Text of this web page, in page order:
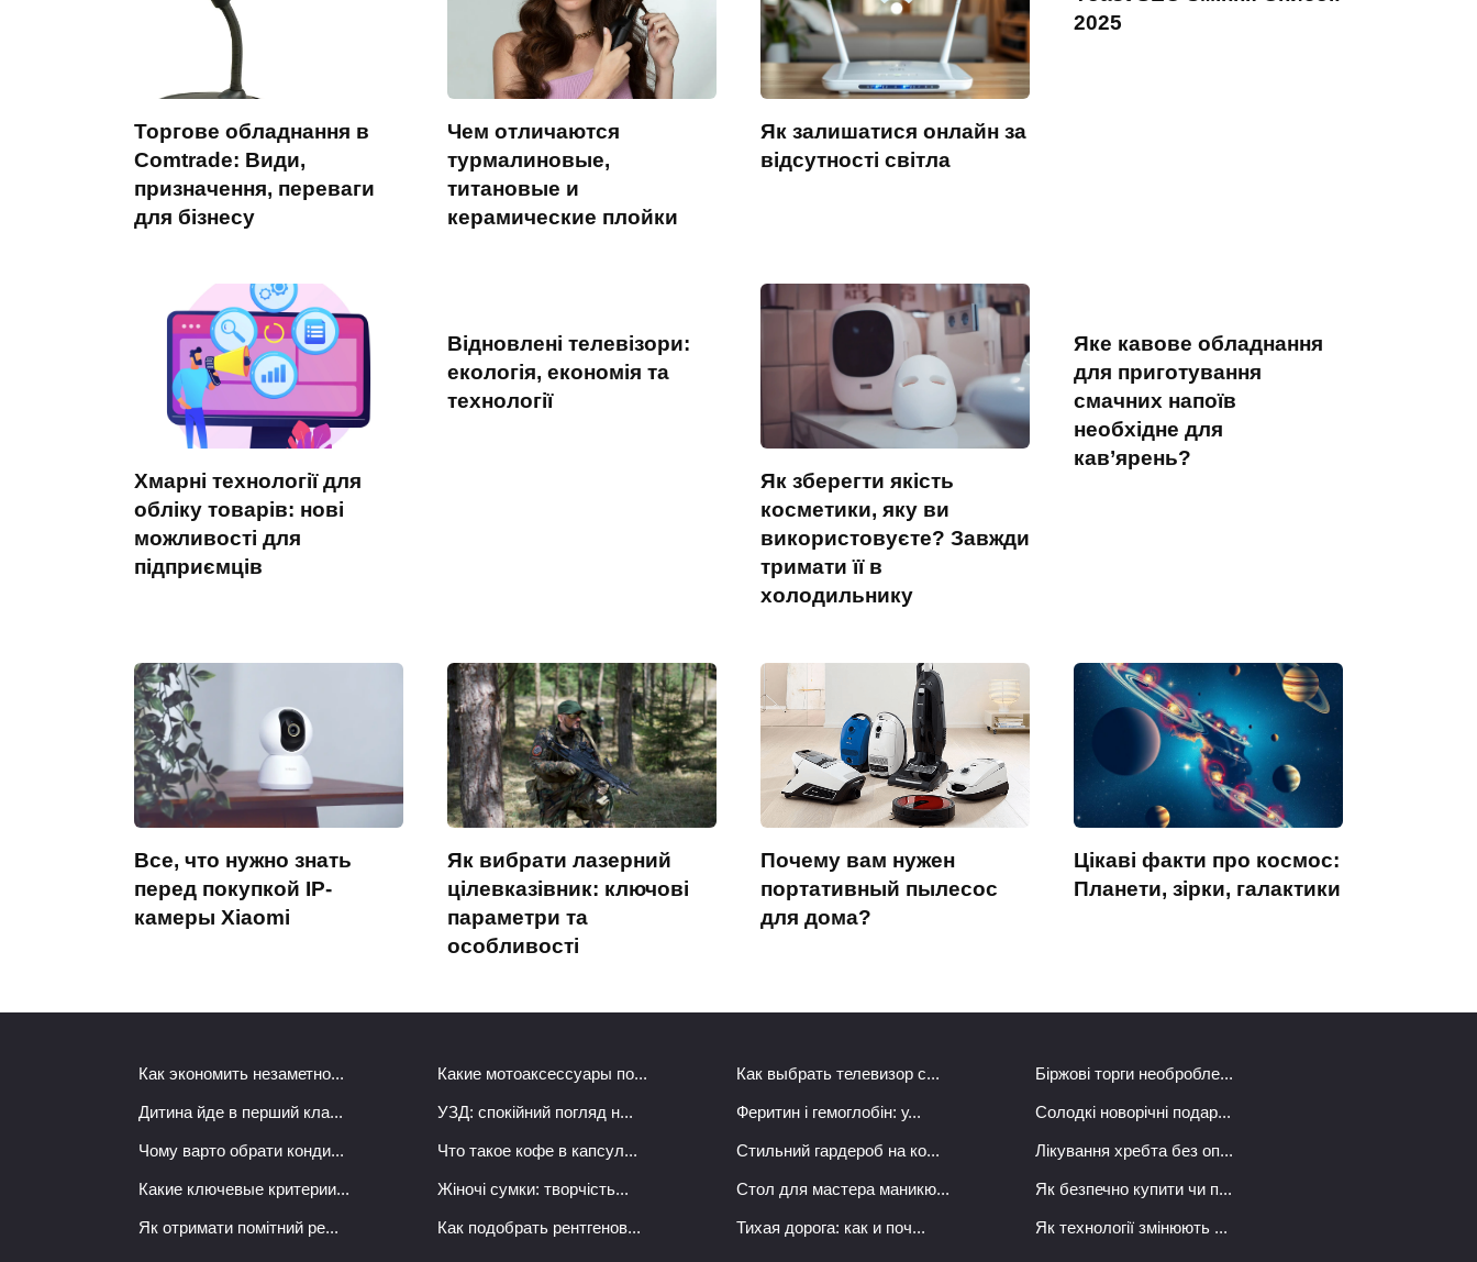
Торгове обладнання в
Comtrade: Види,
призначення, переваги
для бізнесу
Чем отличаются
турмалиновые,
титановые и
керамические плойки
Як залишатися онлайн за
відсутності світла
2025
Хмарні технології для
обліку товарів: нові
можливості для
підприємців
Відновлені телевізори:
екологія, економія та
технології
Як зберегти якість
косметики, яку ви
використовуєте? Завжди
тримати її в
холодильнику
Яке кавове обладнання
для приготування
смачних напоїв
необхідне для
кав’ярень?
Все, что нужно знать
перед покупкой IP-
камеры Xiaomi
Як вибрати лазерний
цілевказівник: ключові
параметри та
особливості
Почему вам нужен
портативный пылесос
для дома?
Цікаві факти про космос:
Планети, зірки, галактики
Как экономить незаметно... Какие мотоаксессуары по... Как выбрать телевизор с... Біржові торги необробле...
Дитина йде в перший кла... УЗД: спокійний погляд н... Феритин і гемоглобін: у... Солодкі новорічні подар...
Чому варто обрати конди... Что такое кофе в капсул... Стильний гардероб на ко... Лікування хребта без оп...
Какие ключевые критерии... Жіночі сумки: творчість... Стол для мастера маникю... Як безпечно купити чи п...
Як отримати помітний ре... Как подобрать рентгенов... Тихая дорога: как и поч... Як технології змінюють ...